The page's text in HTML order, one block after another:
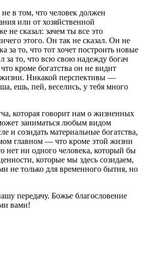
в том, что человек должен
или от хозяйственной
не сказал: зачем ты все это
этого. Он так не сказал. Он не
за то, что тот хочет построить новые
то, что всю свою надежду богач
что кроме богатства он не видит
Никакой перспективы —
ешь, пей, веселись, у тебя много
которая говорит нам о жизненных
заниматься любым видом
и созидать материальные богатства,
главном — что кроме этой жизни
нет ни одного человека, который бы
которые мы здесь созидаем,
не только для временного бытия, но
передачу. Божье благословение
вами!